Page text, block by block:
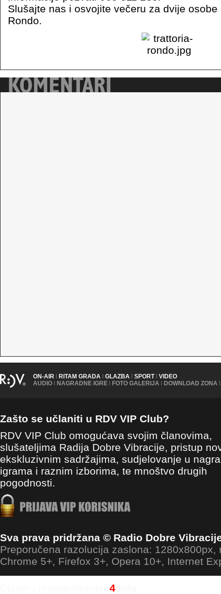
Slušajte nas i osvojite večeru za dvije
Rondo.
ON-AIR | RITAM GRADA | GLAZBA | SPORT | VIDEO
AUDIO | NAGRADNE IGRE | FOTO GALERIJA | DOWNLOAD ZONA |
Zašto se učlaniti u RDV VIP Club?
RDV VIP Club omogućava svojim članovima,
slušateljima Radija Dobre Vibracije, pristup
ekskluzivnim sadržajima, sudjelovanje u
igrama i raznim izborima, te mnoštvo drugih
pogodnosti.
Sva prava pridržana © Radio Dobre
Preporučena razolucija zaslona: 1280x800px,
Chrome 5+, Firefox 3+, Opera 10+, Internet
4